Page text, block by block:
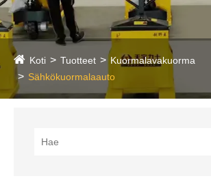
Koti Tuotteet
Kuormalavakuorma
Sähkökuormalaauto